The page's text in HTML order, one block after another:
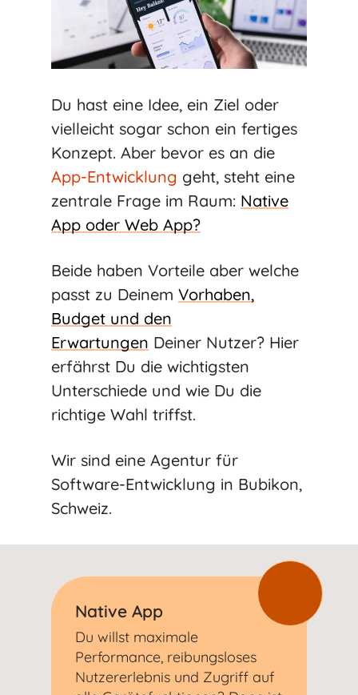
Du hast eine Idee, ein Ziel oder
vielleicht sogar schon ein fertiges
Konzept. Aber bevor es an die
App-Entwicklung geht, steht eine
zentrale Frage im Raum: Native
App oder Web App?
Beide haben Vorteile aber welche
passt zu Deinem Vorhaben,
Budget und den
Erwartungen Deiner Nutzer? Hier
erfährst Du die wichtigsten
Unterschiede und wie Du die
richtige Wahl triffst.
Wir sind eine Agentur für
Software-Entwicklung in Bubikon,
Schweiz.
Native App
Du willst maximale
Performance, reibungsloses
Nutzererlebnis und Zugriff auf